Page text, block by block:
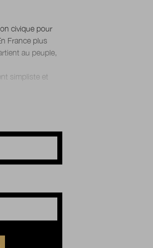
civique pour
France plus
au peuple,
simpliste et